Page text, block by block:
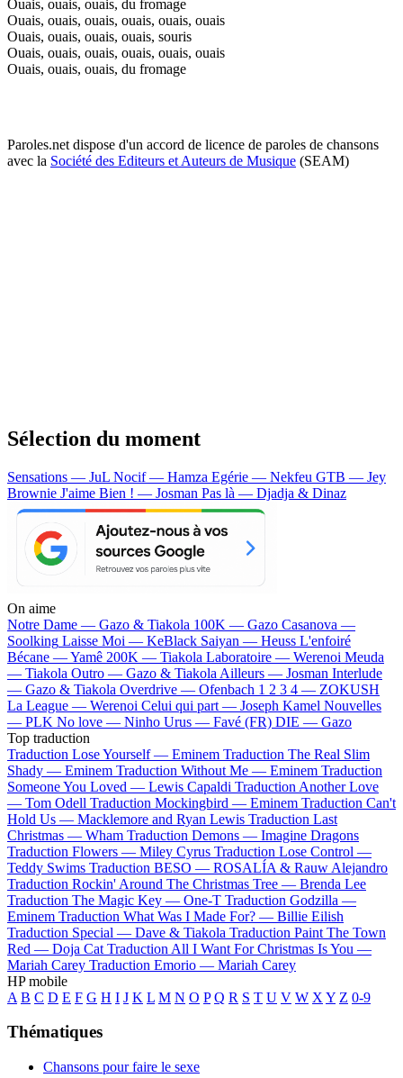
Ouais, ouais, ouais, du fromage
Ouais, ouais, ouais, ouais, ouais, ouais
Ouais, ouais, ouais, ouais, souris
Ouais, ouais, ouais, ouais, ouais, ouais
Ouais, ouais, ouais, du fromage
Paroles.net dispose d'un accord de licence de paroles de chansons
avec la Société des Editeurs et Auteurs de Musique (SEAM)
Sélection du moment
Sensations — JuL Nocif — Hamza Egérie — Nekfeu GTB — Jey
Brownie J'aime Bien ! — Josman Pas là — Djadja & Dinaz
On aime
Notre Dame — Gazo & Tiakola 100K — Gazo Casanova —
Soolking Laisse Moi — KeBlack Saiyan — Heuss L'enfoiré
Bécane —Yamê 200K — Tiakola Laboratoire — Werenoi Meuda
— Tiakola Outro — Gazo & Tiakola Ailleurs — Josman Interlude
— Gazo & Tiakola Overdrive — Ofenbach 1 2 3 4 — ZOKUSH
La League — Werenoi Celui qui part — Joseph Kamel Nouvelles
— PLK No love — Ninho Urus — Favé (FR) DIE — Gazo
Top traduction
Traduction Lose Yourself — Eminem Traduction The Real Slim
Shady — Eminem Traduction Without Me — Eminem Traduction
Someone You Loved — Lewis Capaldi Traduction Another Love
— Tom Odell Traduction Mockingbird — Eminem Traduction Can't
Hold Us — Macklemore and Ryan Lewis Traduction Last
Christmas — Wham Traduction Demons — Imagine Dragons
Traduction Flowers — Miley Cyrus Traduction Lose Control —
Teddy Swims Traduction BESO — ROSALÍA & Rauw Alejandro
Traduction Rockin' Around The Christmas Tree — Brenda Lee
Traduction The Magic Key — One-T Traduction Godzilla —
Eminem Traduction What Was I Made For? — Billie Eilish
Traduction Special — Dave & Tiakola Traduction Paint The Town
Red — Doja Cat Traduction All I Want For Christmas Is You —
Mariah Carey Traduction Emorio — Mariah Carey
HP mobile
A B C D E F G H I J K L M N O P Q R S T U V W X Y Z 0-9
Thématiques
Chansons pour faire le sexe